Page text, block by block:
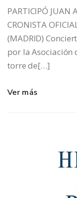
PARTICIPÓ JUAN
CRONISTA
(MADRID)
por la Asociación
torre de[…]
Ver más